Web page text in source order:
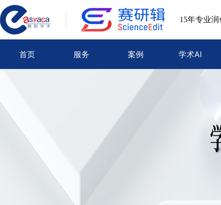
15年专业
首页 服务 案例 学术AI